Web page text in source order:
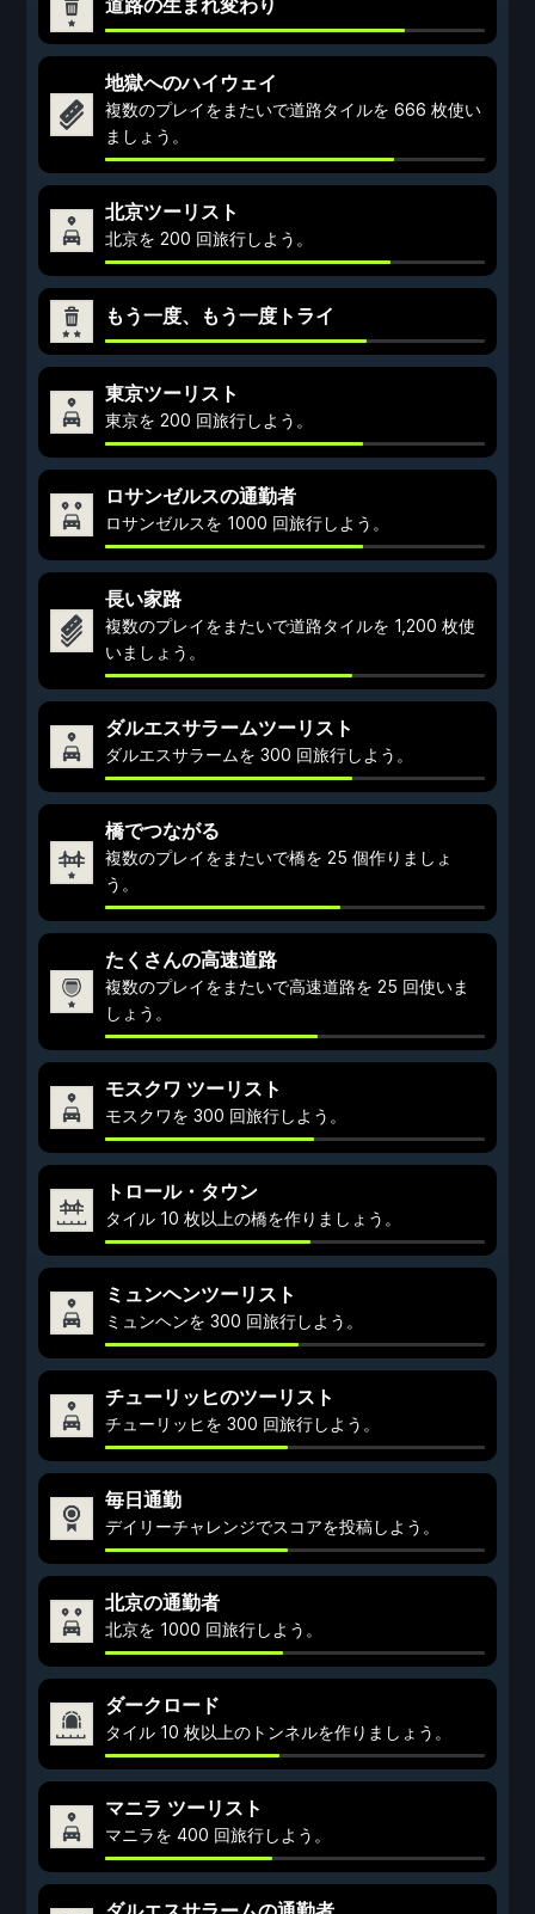
道路の生まれ変わり
地獄へのハイウェイ
複数のプレイをまたいで道路タイルを 666 枚使い
ましょう。
北京ツーリスト
北京を 200 回旅行しよう。
もう一度、もう一度トライ
東京ツーリスト
東京を 200 回旅行しよう。
ロサンゼルスの通勤者
ロサンゼルスを 1000 回旅行しよう。
長い家路
複数のプレイをまたいで道路タイルを 1,200 枚使
いましょう。
ダルエスサラームツーリスト
ダルエスサラームを 300 回旅行しよう。
橋でつながる
複数のプレイをまたいで橋を 25 個作りましょ
う。
たくさんの高速道路
複数のプレイをまたいで高速道路を 25 回使いま
しょう。
モスクワ ツーリスト
モスクワを 300 回旅行しよう。
トロール・タウン
タイル 10 枚以上の橋を作りましょう。
ミュンヘンツーリスト
ミュンヘンを 300 回旅行しよう。
チューリッヒのツーリスト
チューリッヒを 300 回旅行しよう。
毎日通勤
デイリーチャレンジでスコアを投稿しよう。
北京の通勤者
北京を 1000 回旅行しよう。
ダークロード
タイル 10 枚以上のトンネルを作りましょう。
マニラ ツーリスト
マニラを 400 回旅行しよう。